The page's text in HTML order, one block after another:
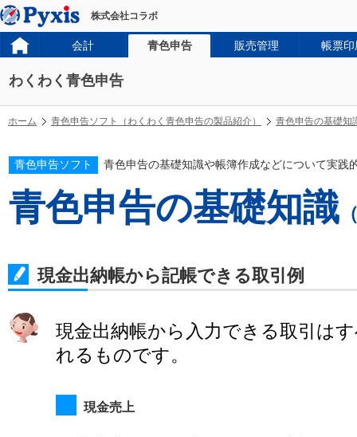
株式会社コラボ
会計 青色申告 販売管理 帳票印
わくわく青色申告
ホーム 青色申告ソフト（わくわく青色申告の製品紹介） 青色申告の基礎知
青色申告ソフト 青色申告の基礎知識や帳簿作成などについて実践
青色申告の基礎知識
現金出納帳から記帳できる取引例
現金出納帳から入力できる取引は
れるものです。
現金売上